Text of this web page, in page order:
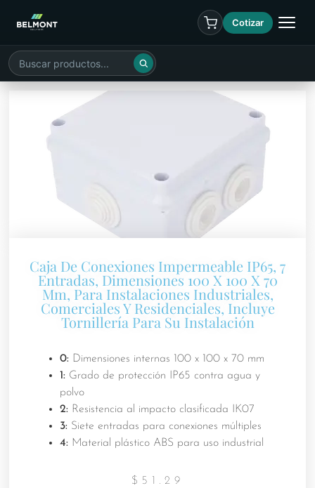
Cotizar
Caja De Conexiones Impermeable IP65, 7
Entradas, Dimensiones 100 X 100 X 70
Mm, Para Instalaciones Industriales,
Comerciales Y Residenciales, Incluye
Tornillería Para Su Instalación
0: Dimensiones internas 100 x 100 x 70 mm
1: Grado de protección IP65 contra agua y
polvo
2: Resistencia al impacto clasificada IK07
3: Siete entradas para conexiones múltiples
4: Material plástico ABS para uso industrial
$ 51.29